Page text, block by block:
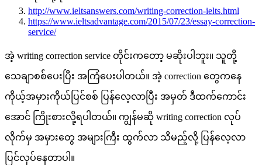
http://www.ieltsanswers.com/writing-correction-ielts.html
https://www.ieltsadvantage.com/2015/07/23/essay-correction-
service/
အဲ့ writing correction service တိုင်းကတော့ မဆိုးပါဘူး။ သူတို့
သေချာစစ်ပေးပြီး အကြံပေးပါတယ်။ အဲ့ correction တွေကနေ
ကိုယ့်အမှားကိုယ်ပြင်စစ် ပြန်လေ့လာပြီး အမှတ် ဒီထက်ကောင်း
အောင် ကြိုးစားလို့ရပါတယ်။ ကျွန်မဆို writing correction လုပ်
လိုက်မှ အမှားတွေ အများကြီး ထွက်လာ သိမည့်လို့ ပြန်လေ့လာ
ပြင်လုပ်နေတာပါ။